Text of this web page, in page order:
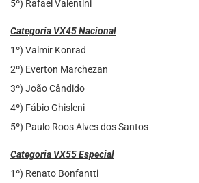
5º) Rafael Valentini
Categoria VX45 Nacional
1º) Valmir Konrad
2º) Everton Marchezan
3º) João Cândido
4º) Fábio Ghisleni
5º) Paulo Roos Alves dos Santos
Categoria VX55 Especial
1º) Renato Bonfantti